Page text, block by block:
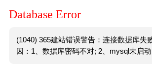
Database Error
(1040) 365建站错误警告：连接数据库失
因：1、数据库密码不对; 2、mysql未启动